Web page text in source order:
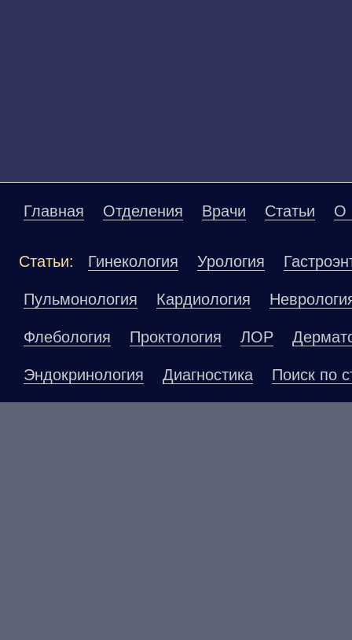
Главная Отделения Врачи Статьи О
Статьи: Гинекология Урология
Пульмонология Кардиология
Флебология Проктология ЛОР
Эндокринология Диагностика Поиск по